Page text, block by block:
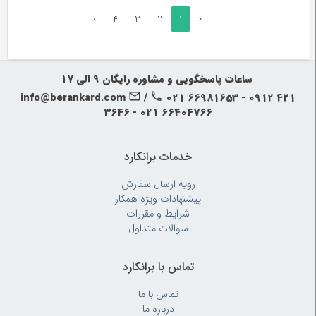
سرنگ گاواژ یا سرنگ گاوی :
وارد کردن خوراکی از راه سوند به معده و همچنین خارج
کردن ترشحات معده استفاده می شود.
‹
1
2
3
4
›
‍‍ ساعات پاسخگویی و مشاوره رایگان ۹ الی ۱۷
info@berankard.com
/
021 66981653 - 0912 421
3646 - 021 66404766
خدمات برانکارد
رویه‌ ارسال سفارش
پیشنهادات ویژه همکار
شرایط و مقررات
سوالات متداول
تماس با برانکارد
تماس با ما
درباره ما